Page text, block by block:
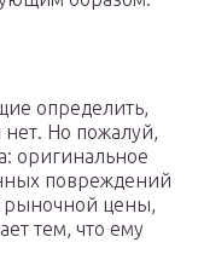
определить,
Но пожалуй,
оригинальное
повреждений
рыночной цены,
тем, что ему